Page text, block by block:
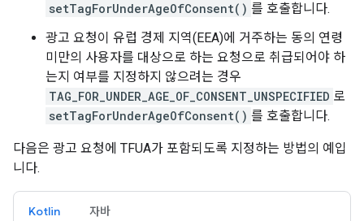
setTagForUnderAgeOfConsent() 를 호출합니다.
광고 요청이 유럽 경제 지역(EEA)에 거주하는 동의 연령
미만의 사용자를 대상으로 하는 요청으로 취급되어야 하
는지 여부를 지정하지 않으려는 경우
TAG_FOR_UNDER_AGE_OF_CONSENT_UNSPECIFIED 로
setTagForUnderAgeOfConsent() 를 호출합니다.
다음은 광고 요청에 TFUA가 포함되도록 지정하는 방법의 예입
니다.
Kotlin 자바